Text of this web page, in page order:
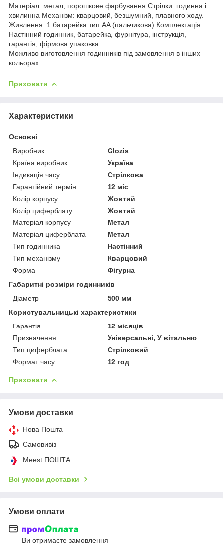
Матеріал: метал, порошкове фарбування Стрілки: годинна і
хвилинна Механізм: кварцовий, безшумний, плавного ходу.
Живлення: 1 батарейка тип АА (пальчикова) Комплектація:
Настінний годинник, батарейка, фурнітура, інструкція,
гарантія, фірмова упаковка.
Можливо виготовлення годинників під замовлення в інших
кольорах.
Приховати
Характеристики
Основні
Виробник
Glozis
Країна виробник
Україна
Індикація часу
Стрілкова
Гарантійний термін
12 міс
Колір корпусу
Жовтий
Колір циферблату
Жовтий
Матеріал корпусу
Метал
Матеріал циферблата
Метал
Тип годинника
Настінний
Тип механізму
Кварцовий
Форма
Фігурна
Габаритні розміри годинників
Діаметр
500 мм
Користувальницькі характеристики
Гарантія
12 місяців
Призначення
Універсальні, У вітальню
Тип циферблата
Стрілковий
Формат часу
12 год
Приховати
Умови доставки
Нова Пошта
Самовивіз
Meest ПОШТА
Всі умови доставки
Умови оплати
Ви отримаєте замовлення